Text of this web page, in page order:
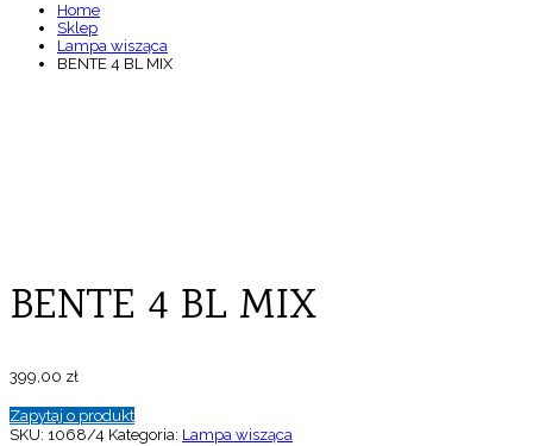
Home
Sklep
Lampa wisząca
BENTE 4 BL MIX
BENTE 4 BL MIX
399,00 zł
Zapytaj o produkt
SKU: 1068/4 Kategoria: Lampa wisząca